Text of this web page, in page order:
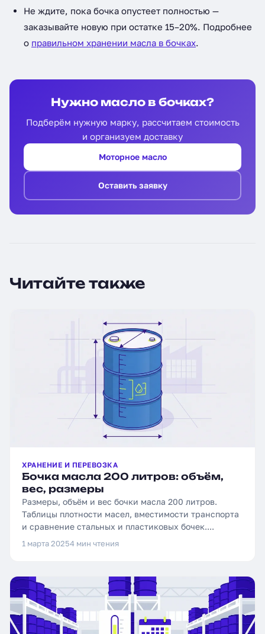
Не ждите, пока бочка опустеет полностью —
заказывайте новую при остатке 15–20%. Подробнее
о правильном хранении масла в бочках.
Нужно масло в бочках?
Подберём нужную марку, рассчитаем стоимость
и организуем доставку
Моторное масло
Оставить заявку
Читайте также
ХРАНЕНИЕ И ПЕРЕВОЗКА
Бочка масла 200 литров: объём,
вес, размеры
Размеры, объём и вес бочки масла 200 литров.
Таблицы плотности масел, вместимости транспорта
и сравнение стальных и пластиковых бочек....
1 марта 20254 мин чтения